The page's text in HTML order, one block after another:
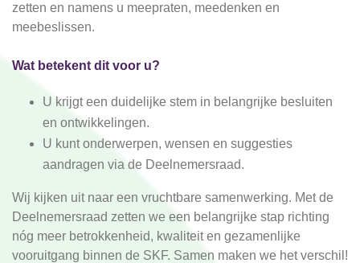
zetten en namens u meepraten, meedenken en
meebeslissen.
Wat betekent dit voor u?
U krijgt een duidelijke stem in belangrijke besluiten
en ontwikkelingen.
U kunt onderwerpen, wensen en suggesties
aandragen via de Deelnemersraad.
Wij kijken uit naar een vruchtbare samenwerking. Met de
Deelnemersraad zetten we een belangrijke stap richting
nóg meer betrokkenheid, kwaliteit en gezamenlijke
vooruitgang binnen de SKF. Samen maken we het verschil!